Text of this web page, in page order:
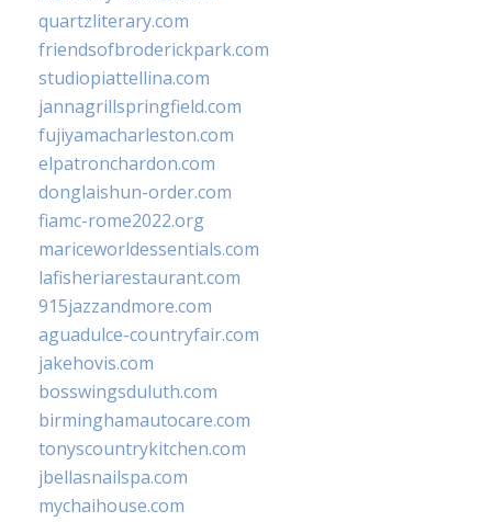
quartzliterary.com
friendsofbroderickpark.com
studiopiattellina.com
jannagrillspringfield.com
fujiyamacharleston.com
elpatronchardon.com
donglaishun-order.com
fiamc-rome2022.org
mariceworldessentials.com
lafisheriarestaurant.com
915jazzandmore.com
aguadulce-countryfair.com
jakehovis.com
bosswingsduluth.com
birminghamautocare.com
tonyscountrykitchen.com
jbellasnailspa.com
mychaihouse.com